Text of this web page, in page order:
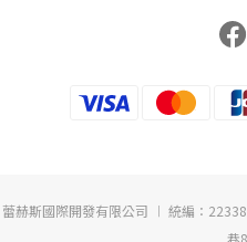
蕾赫斯國際開發有限公司 ︱ 統編：
巷